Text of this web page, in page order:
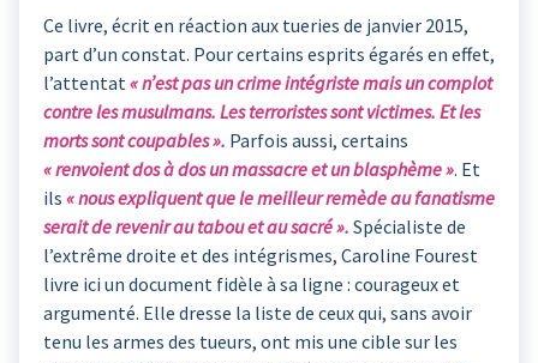
Ce livre, écrit en réaction aux tueries de janvier 2015,
part d’un constat. Pour certains esprits égarés en effet,
l’attentat« n’est pas un crime intégriste mais un complot
contre les musulmans. Les terroristes sont victimes. Et les
morts sont coupables ». Parfois aussi, certains
« renvoient dos à dos un massacre et un blasphème ». Et
ils « nous expliquent que le meilleur remède au fanatisme
serait de revenir au tabou et au sacré ». Spécialiste de
l’extrême droite et des intégrismes, Caroline Fourest
livre ici un document fidèle à sa ligne : courageux et
argumenté. Elle dresse la liste de ceux qui, sans avoir
tenu les armes des tueurs, ont mis une cible sur les